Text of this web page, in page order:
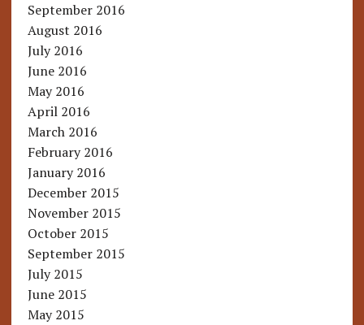
September 2016
August 2016
July 2016
June 2016
May 2016
April 2016
March 2016
February 2016
January 2016
December 2015
November 2015
October 2015
September 2015
July 2015
June 2015
May 2015